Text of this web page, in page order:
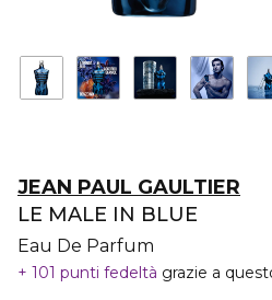
JEAN PAUL GAULTIER
LE MALE IN BLUE
Eau De Parfum
101 punti fedeltà grazie a